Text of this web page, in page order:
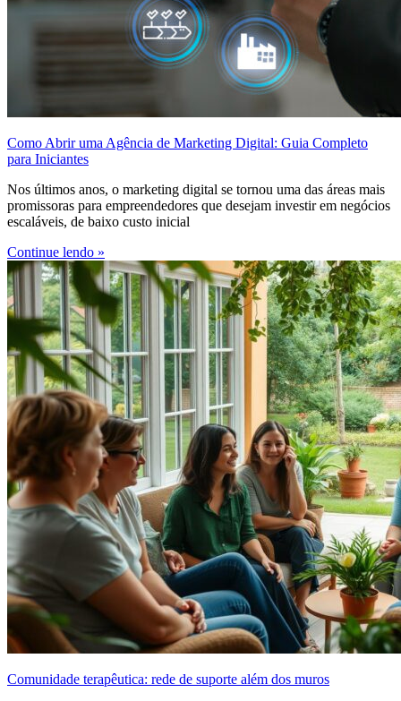
Como Abrir uma Agência de Marketing Digital: Guia Completo
para Iniciantes
Nos últimos anos, o marketing digital se tornou uma das áreas mais
promissoras para empreendedores que desejam investir em negócios
escaláveis, de baixo custo inicial
Continue lendo »
Comunidade terapêutica: rede de suporte além dos muros